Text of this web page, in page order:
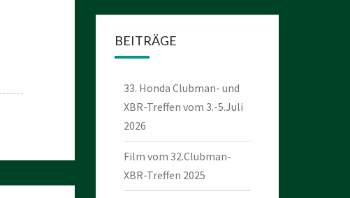
BEITRÄGE
33. Honda Clubman- und
XBR-Treffen vom 3.-5.Juli
2026
Film vom 32.Clubman-
XBR-Treffen 2025